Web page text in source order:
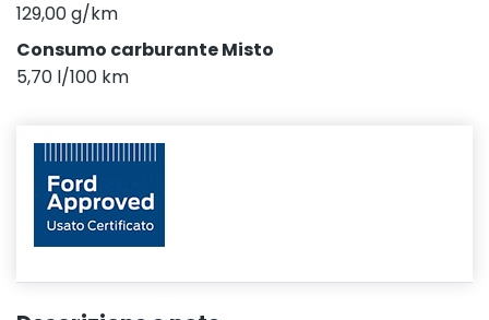
129,00 g/km
Consumo carburante Misto
5,70 l/100 km